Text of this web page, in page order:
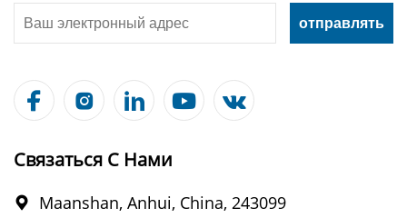
    
Связаться С Нами
 Maanshan, Anhui, China, 243099